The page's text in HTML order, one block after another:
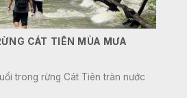
CÁT TIÊN MÙA MƯA
trong rừng Cát Tiên tràn nước